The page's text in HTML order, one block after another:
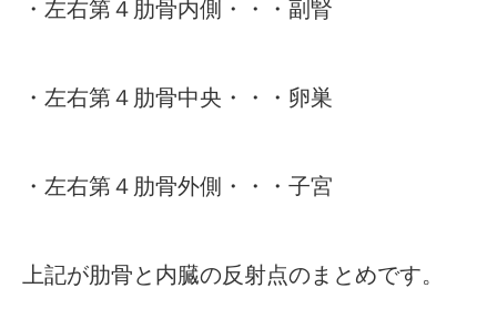
・左右第４肋骨内側・・・副腎
・左右第４肋骨中央・・・卵巣
・左右第４肋骨外側・・・子宮
上記が肋骨と内臓の反射点のまとめです。